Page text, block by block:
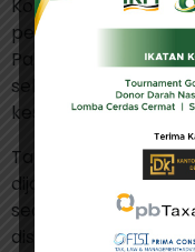
Komisi Yudisial
peserta yang
Para kandidat
selanjutnya
kesehatan dan
Tahapan
dijadwalkan
sedangkan
disampaikan